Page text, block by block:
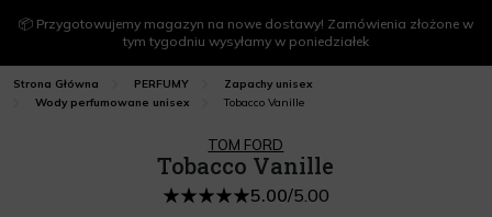
📦 Przygotowujemy magazyn na nowe dostawy! Zamówienia złożone w
tym tygodniu wysyłamy w poniedziałek
Strona Główna PERFUMY
Zapachy unisex
Wody perfumowane unisex
Tobacco Vanille
TOM FORD
Tobacco Vanille
5.00/5.00